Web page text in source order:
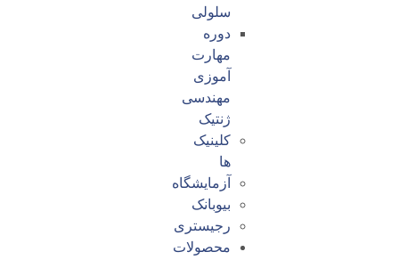
سلولی
دوره
مهارت
آموزی
مهندسی
ژنتیک
کلینیک
ها
آزمایشگاه
بیوبانک
رجیستری
محصولات